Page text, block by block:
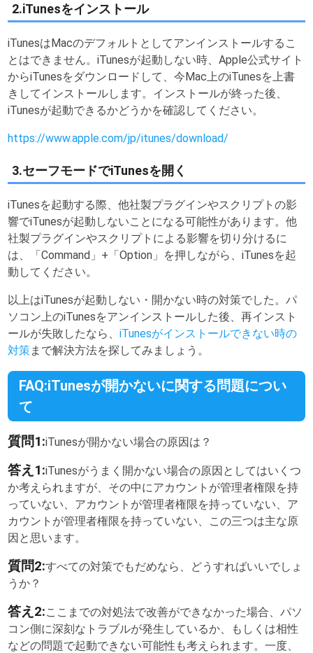
2.iTunesをインストール
iTunesはMacのデフォルトとしてアンインストールするこ
とはできません。iTunesが起動しない時、Apple公式サイト
からiTunesをダウンロードして、今Mac上のiTunesを上書
きしてインストールします。インストールが終った後、
iTunesが起動できるかどうかを確認してください。
https://www.apple.com/jp/itunes/download/
3.セーフモードでiTunesを開く
iTunesを起動する際、他社製プラグインやスクリプトの影
響でiTunesが起動しないことになる可能性があります。他
社製プラグインやスクリプトによる影響を切り分けるに
は、「Command」+「Option」を押しながら、iTunesを起
動してください。
以上はiTunesが起動しない・開かない時の対策でした。パ
ソコン上のiTunesをアンインストールした後、再インスト
ールが失敗したなら、iTunesがインストールできない時の
対策まで解決方法を探してみましょう。
FAQ:iTunesが開かないに関する問題につい
て
質問1:iTunesが開かない場合の原因は？
答え1:iTunesがうまく開かない場合の原因としてはいくつ
か考えられますが、その中にアカウントが管理者権限を持
っていない、アカウントが管理者権限を持っていない、ア
カウントが管理者権限を持っていない、この三つは主な原
因と思います。
質問2:すべての対策でもだめなら、どうすればいいでしょ
うか？
答え2:ここまでの対処法で改善ができなかった場合、パソ
コン側に深刻なトラブルが発生しているか、もしくは相性
などの問題で起動できない可能性も考えられます。一度、